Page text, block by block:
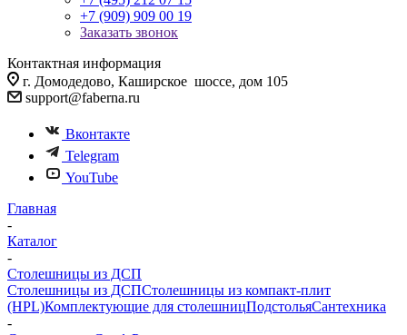
+7 (909) 909 00 19
Заказать звонок
Контактная информация
г. Домодедово, Каширское шоссе, дом 105
support@faberna.ru
Вконтакте
Telegram
YouTube
Главная
-
Каталог
-
Столешницы из ДСП
Столешницы из ДСПСтолешницы из компакт-плит
(HPL)Комплектующие для столешницПодстольяСантехника
-